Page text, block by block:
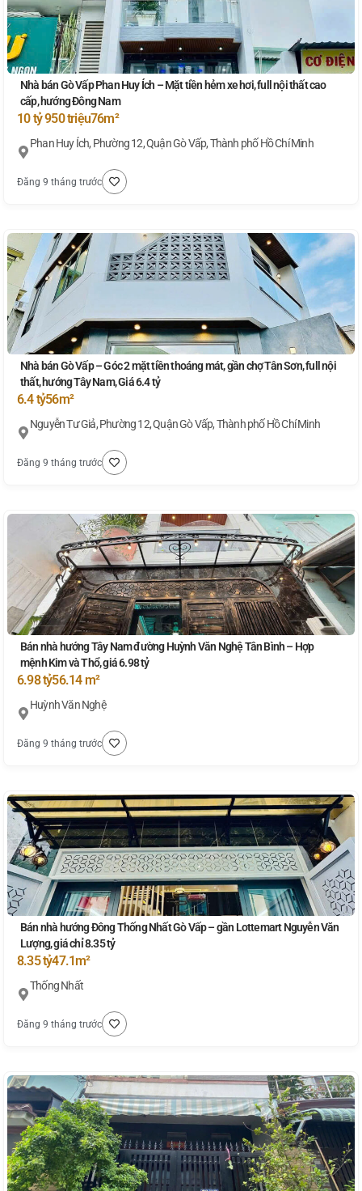
Nhà bán Gò Vấp Phan Huy Ích – Mặt tiền hẻm xe hơi, full nội thất cao
cấp, hướng Đông Nam
10 tỷ 950 triệu76m²
Phan Huy Ích, Phường 12, Quận Gò Vấp, Thành phố Hồ Chí Minh
Đăng 9 tháng trước
Nhà bán Gò Vấp – Góc 2 mặt tiền thoáng mát, gần chợ Tân Sơn, full nội
thất, hướng Tây Nam, Giá 6.4 tỷ
6.4 tỷ56m²
Nguyễn Tư Giả, Phường 12, Quận Gò Vấp, Thành phố Hồ Chí Minh
Đăng 9 tháng trước
Bán nhà hướng Tây Nam đường Huỳnh Văn Nghệ Tân Bình – Hợp
mệnh Kim và Thổ, giá 6.98 tỷ
6.98 tỷ56.14 m²
Huỳnh Văn Nghệ
Đăng 9 tháng trước
Bán nhà hướng Đông Thống Nhất Gò Vấp – gần Lottemart Nguyễn Văn
Lượng, giá chỉ 8.35 tỷ
8.35 tỷ47.1m²
Thống Nhất
Đăng 9 tháng trước